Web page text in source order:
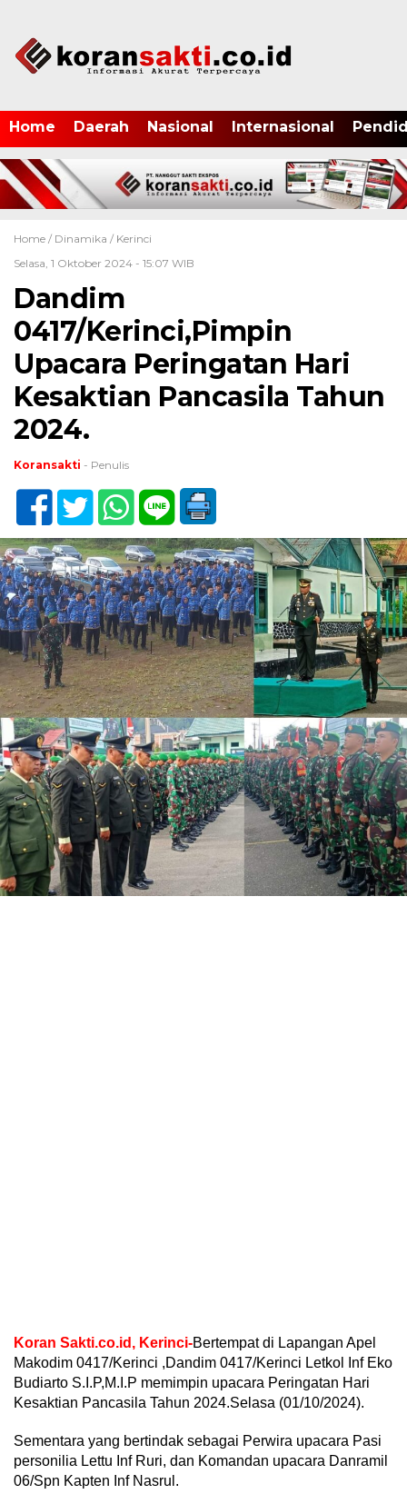
Home Daerah Nasional Internasional
Home / Dinamika / Kerinci
Selasa, 1 Oktober 2024 - 15:07 WIB
Dandim
0417/Kerinci,Pimpin
Upacara Peringatan Hari
Kesaktian Pancasila Tahun
2024.
Koransakti - Penulis
Koran Sakti.co.id, Kerinci-Bertempat di Lapangan Apel
Makodim 0417/Kerinci ,Dandim 0417/Kerinci Letkol Inf Eko
Budiarto S.I.P,M.I.P memimpin upacara Peringatan Hari
Kesaktian Pancasila Tahun 2024.Selasa (01/10/2024).
Sementara yang bertindak sebagai Perwira upacara Pasi
personilia Lettu Inf Ruri, dan Komandan upacara Danramil
06/Spn Kapten Inf Nasrul.